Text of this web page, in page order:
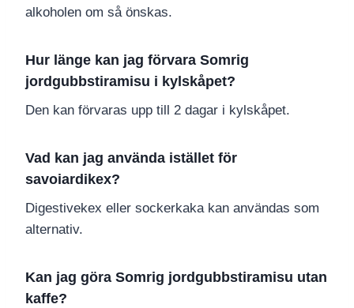
alkoholen om så önskas.
Hur länge kan jag förvara Somrig
jordgubbstiramisu i kylskåpet?
Den kan förvaras upp till 2 dagar i kylskåpet.
Vad kan jag använda istället för
savoiardikex?
Digestivekex eller sockerkaka kan användas som
alternativ.
Kan jag göra Somrig jordgubbstiramisu utan
kaffe?